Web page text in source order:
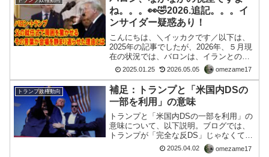
ね。。。👀🤣2026.追記。。。イ
ンサイダー疑惑あり！
こんにちは、＼イッカクです／以下は、
2025年の記事でしたが、2026年、５月現
在の状況では、バロンは、イランとの戦
争関連で、インサイダー取引でかなり大
儲けをヤッていたそうです。この親子
は、「口先だけの嘘つき」さすが、アン
グロサクソン・メリ...
2025.01.25 2026.05.05 omezame17
トランプ政権動向
補足：トランプと「米国内DSの
一部を利用」の意味
トランプと「米国内DSの一部を利用」の
意味について、以下説明。ブログでは、
トランプが「完全な反DS」じゃなくて、
米国内のディープステート（DS）の「一
部」と対立しつつも「一部を利用して
2025.04.02 omezame17